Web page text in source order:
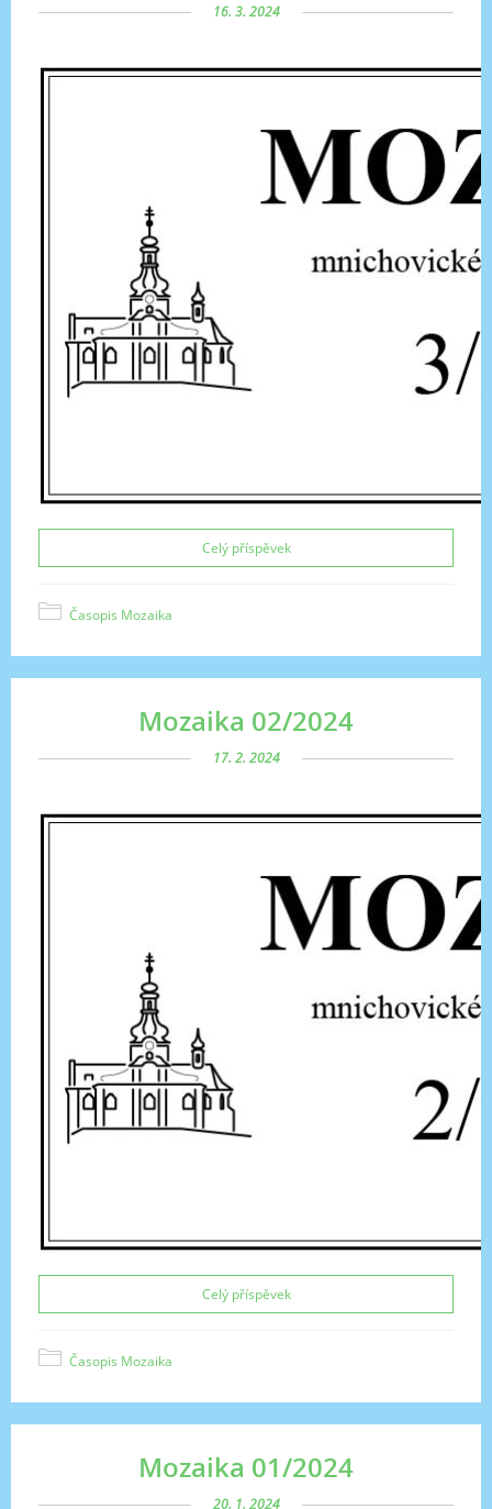
16. 3. 2024
Celý příspěvek
Časopis Mozaika
Mozaika 02/2024
17. 2. 2024
Celý příspěvek
Časopis Mozaika
Mozaika 01/2024
20. 1. 2024